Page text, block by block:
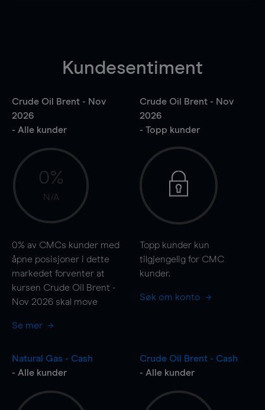
Kundesentiment
Crude Oil Brent - Nov
2026
- Alle kunder
0%
N/A
0% av CMCs kunder med
åpne posisjoner i dette
markedet forventer at
kursen Crude Oil Brent -
Nov 2026 skal move
Se mer
Crude Oil Brent - Nov
2026
- Topp kunder
Topp kunder kun
tilgjengelig for CMC
kunder.
Søk om konto
Natural Gas - Cash
- Alle kunder
Crude Oil Brent - Cash
- Alle kunder